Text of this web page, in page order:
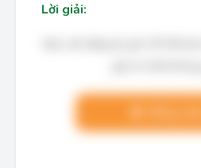
Lời giải: